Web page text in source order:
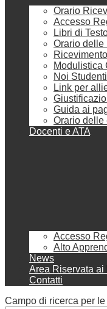
Orario
Accesso
Libri di
Orario delle
Modulistica
Noi Studenti
Link per
Guida ai
Orario delle
Docenti e ATA
Accesso
Alto
News
Area Riservata ai
Contatti
Campo di ricerca per